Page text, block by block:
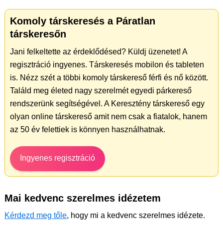
Komoly társkeresés a Páratlan
társkeresőn
Jani felkeltette az érdeklődésed? Küldj üzenetet! A
regisztráció ingyenes. Társkeresés mobilon és tableten
is. Nézz szét a többi komoly társkereső férfi és nő között.
Találd meg életed nagy szerelmét egyedi párkereső
rendszerünk segítségével. A Keresztény társkereső egy
olyan online társkereső amit nem csak a fiatalok, hanem
az 50 év felettiek is könnyen használhatnak.
Ingyenes regisztráció
Mai kedvenc szerelmes idézetem
Kérdezd meg tőle, hogy mi a kedvenc szerelmes idézete.